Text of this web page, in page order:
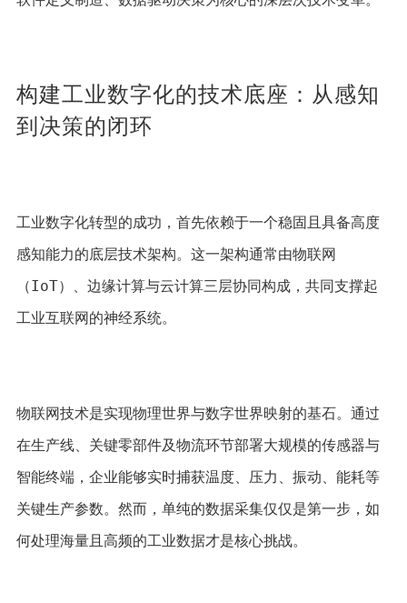
构建工业数字化的技术底座：从感知
到决策的闭环
工业数字化转型的成功，首先依赖于一个稳固且具备高度
感知能力的底层技术架构。这一架构通常由物联网
（IoT）、边缘计算与云计算三层协同构成，共同支撑起
工业互联网的神经系统。
物联网技术是实现物理世界与数字世界映射的基石。通过
在生产线、关键零部件及物流环节部署大规模的传感器与
智能终端，企业能够实时捕获温度、压力、振动、能耗等
关键生产参数。然而，单纯的数据采集仅仅是第一步，如
何处理海量且高频的工业数据才是核心挑战。